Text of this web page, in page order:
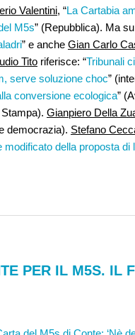
Valentini, “La Cartabia
M5s” (Repubblica). Ma
” e anche Gian Carlo
Tito riferisce: “Tribunali
serve soluzione choc”
conversione ecologica”
Stampa). Gianpiero Della
democrazia). Stefano
modificato della proposta di
PER IL M5S. IL